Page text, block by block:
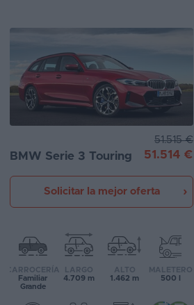
Híbridos
Ofertas
Asistente
Foro
de
opiniones
de
compra
Comparador
BMW Serie 3 Touring
51.515 €
51.514 €
Solicitar la mejor oferta
CARROCERÍA
Familiar
Grande
LARGO
4.709 m
ALTO
1.462 m
MALETERO
500 l